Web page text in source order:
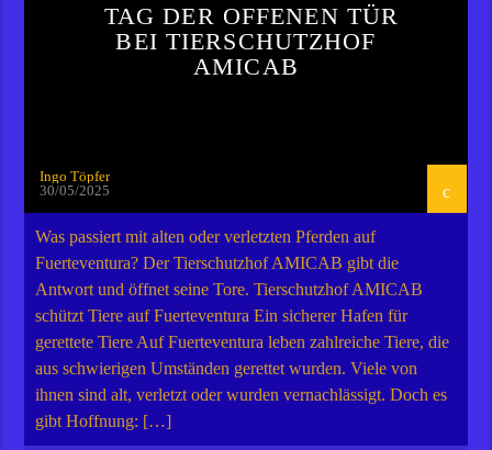
TAG DER OFFENEN TÜR
BEI TIERSCHUTZHOF
AMICAB
Ingo Töpfer
30/05/2025
Was passiert mit alten oder verletzten Pferden auf
Fuerteventura? Der Tierschutzhof AMICAB gibt die
Antwort und öffnet seine Tore. Tierschutzhof AMICAB
schützt Tiere auf Fuerteventura Ein sicherer Hafen für
gerettete Tiere Auf Fuerteventura leben zahlreiche Tiere, die
aus schwierigen Umständen gerettet wurden. Viele von
ihnen sind alt, verletzt oder wurden vernachlässigt. Doch es
gibt Hoffnung: […]